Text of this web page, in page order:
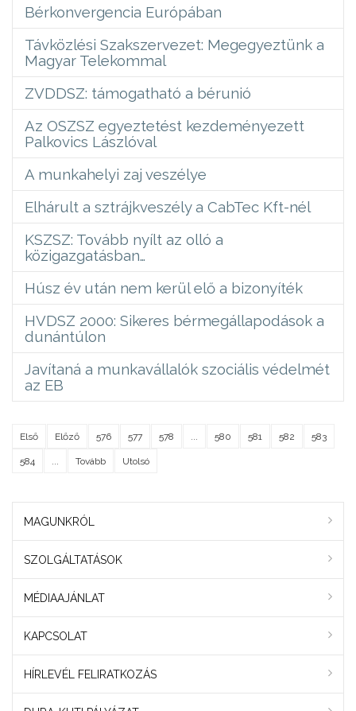
Bérkonvergencia Európában
Távközlési Szakszervezet: Megegyeztünk a
Magyar Telekommal
ZVDDSZ: támogatható a bérunió
Az OSZSZ egyeztetést kezdeményezett
Palkovics Lászlóval
A munkahelyi zaj veszélye
Elhárult a sztrájkveszély a CabTec Kft-nél
KSZSZ: Tovább nyílt az olló a
közigazgatásban…
Húsz év után nem kerül elő a bizonyíték
HVDSZ 2000: Sikeres bérmegállapodások a
dunántúlon
Javítaná a munkavállalók szociális védelmét
az EB
Első Előző 576 577 578 ... 580 581 582 583
584 ... Tovább Utolsó
MAGUNKRÓL
SZOLGÁLTATÁSOK
MÉDIAAJÁNLAT
KAPCSOLAT
HÍRLEVÉL FELIRATKOZÁS